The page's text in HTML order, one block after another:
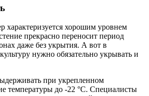
характеризуется хорошим уровнем
прекрасно переносит период
даже без укрытия. А вот в
нужно обязательно укрывать и
при укрепленном
температуры до -22 °С. Специалисты